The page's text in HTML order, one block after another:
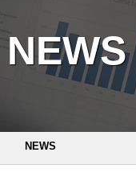
NEWS
NEWS